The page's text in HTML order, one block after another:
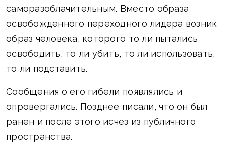
саморазоблачительным. Вместо образа
освобожденного переходного лидера возник
образ человека, которого то ли пытались
освободить, то ли убить, то ли использовать,
то ли подставить.
Сообщения о его гибели появлялись и
опровергались. Позднее писали, что он был
ранен и после этого исчез из публичного
пространства.